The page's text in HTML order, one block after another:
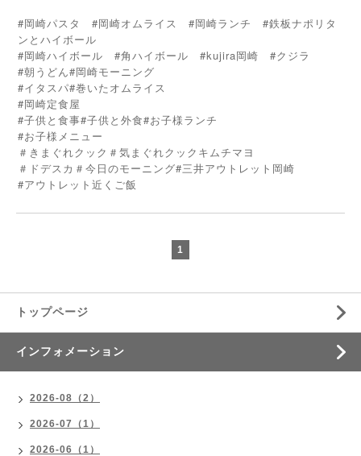
#岡崎パスタ #岡崎オムライス #岡崎ランチ #鉄板ナポリタ
ンとハイボール
#岡崎ハイボール #角ハイボール #kujira岡崎 #クジラ
#朝うどん#岡崎モーニング
#イタスパ#巻いたオムライス
#岡崎定食屋
#子供と食事#子供と外食#お子様ランチ
#お子様メニュー
＃きまぐれクック＃気まぐれクックキムチマヨ
＃ドデスカ＃今日のモーニング#三井アウトレット岡崎
#アウトレット近くご飯
1
トップページ
インフォメーション
2026-08（2）
2026-07（1）
2026-06（1）